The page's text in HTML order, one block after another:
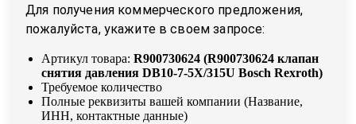
Для получения коммерческого предложения,
пожалуйста, укажите в своем запросе:
Артикул товара: R900730624 (R900730624 клапан
снятия давления DB10-7-5X/315U Bosch Rexroth)
Требуемое количество
Полные реквизиты вашей компании (Название,
ИНН, контактные данные)